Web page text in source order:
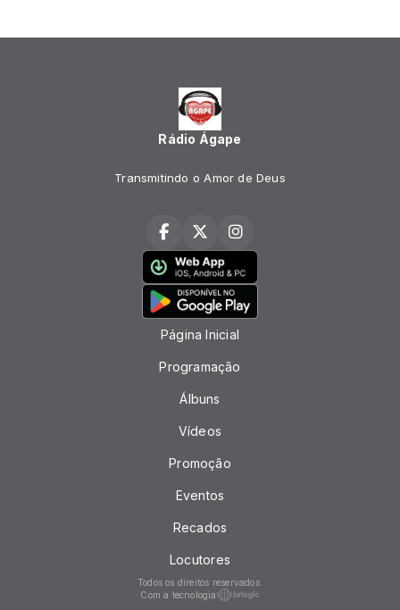
Rádio Ágape
Transmitindo o Amor de Deus
Página Inicial
Programação
Álbuns
Vídeos
Promoção
Eventos
Recados
Locutores
Todos os direitos reservados.
Com a tecnologia